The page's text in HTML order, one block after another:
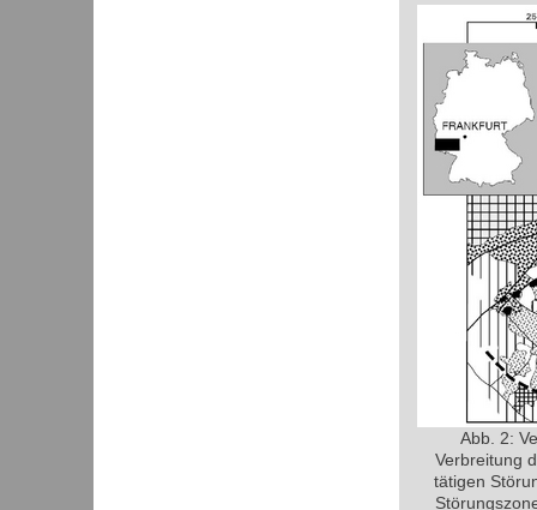
Abb. 2:
Verbreitung
tätigen